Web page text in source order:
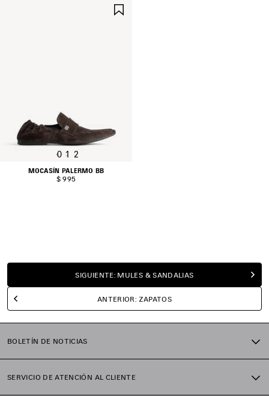
0 1 2
MOCASÍN PALERMO BB
$ 995
SIGUIENTE: MULES & SANDALIAS
ANTERIOR: ZAPATOS
BOLETÍN DE NOTICIAS
SERVICIO DE ATENCIÓN AL CLIENTE